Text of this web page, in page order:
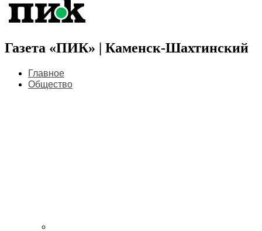
Газета «ПИК» | Каменск-Шахтинский
Главное
Общество